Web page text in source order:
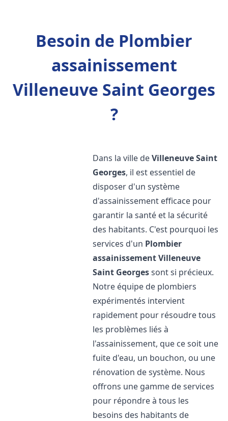
Besoin de Plombier
assainissement
Villeneuve Saint Georges
?
Dans la ville deVilleneuve Saint
Georges, il est essentiel de
disposer d'un système
d'assainissement efficace pour
garantir la santé et la sécurité
des habitants. C'est pourquoi les
services d'un Plombier
assainissementVilleneuve
Saint Georgessont si précieux.
Notre équipe de plombiers
expérimentés intervient
rapidement pour résoudre tous
les problèmes liés à
l'assainissement, que ce soit une
fuite d'eau, un bouchon, ou une
rénovation de système. Nous
offrons une gamme de services
pour répondre à tous les
besoins des habitants de